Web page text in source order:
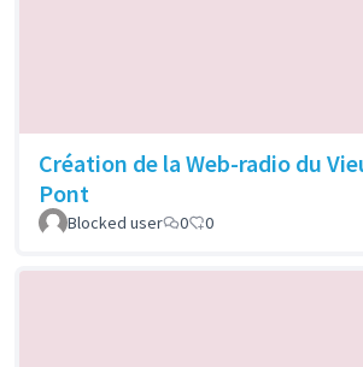
Création de la Web-radio du
Pont
Blocked user 0 0